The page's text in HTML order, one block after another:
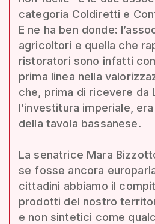
categoria Coldiretti e
E ne ha ben donde:
agricoltori e quella che
ristoratori sono infatti
prima linea nella
che, prima di ricevere da
l’investitura imperiale,
della tavola bassanese.
La senatrice Mara
se fosse ancora
cittadini abbiamo il
prodotti del nostro
e non sintetici come